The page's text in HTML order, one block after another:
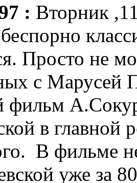
: Вторник
Просто не
с Марусей
фильм
в главной
В фильме
уже за